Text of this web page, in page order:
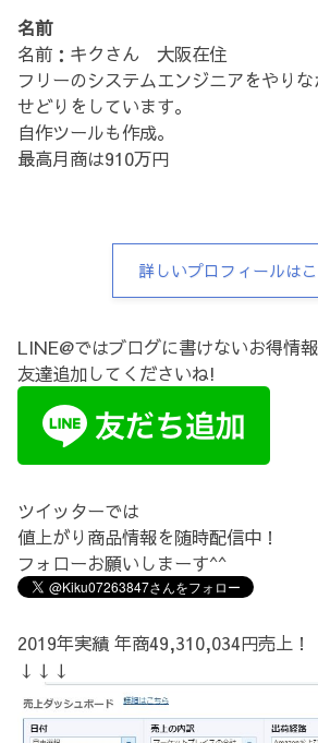
名前
名前：キクさん 大阪在住
フリーのシステムエンジニアをやりな
せどりをしています。
自作ツールも作成。
最高月商は910万円
詳しいプロフィールは
LINE@ではブログに書けないお得情報
友達追加してくださいね!
ツイッターでは
値上がり商品情報を随時配信中！
フォローお願いしまーす^^
2019年実績 年商49,310,034円売上！
↓↓↓